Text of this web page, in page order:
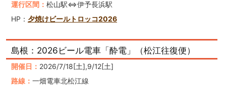
運行区間： 松山駅⇔伊予長浜駅
HP： 夕焼けビールトロッコ2026
島根：2026ビール電車「酔電」（松江往復便）
開催日： 2026/7/18[土],9/12[土]
路線： 一畑電車北松江線